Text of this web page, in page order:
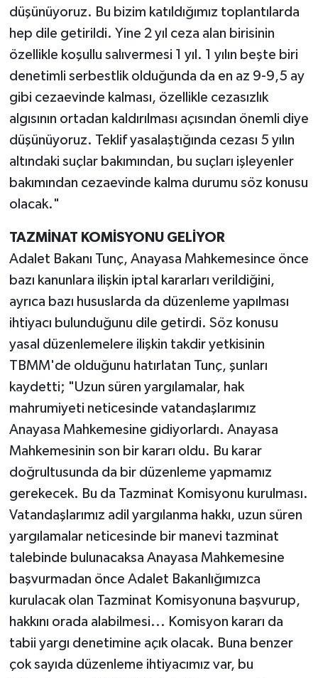
düşünüyoruz. Bu bizim katıldığımız toplantılarda
hep dile getirildi. Yine 2 yıl ceza alan birisinin
özellikle koşullu salıvermesi 1 yıl. 1 yılın beşte biri
denetimli serbestlik olduğunda da en az 9-9,5 ay
gibi cezaevinde kalması, özellikle cezasızlık
algısının ortadan kaldırılması açısından önemli diye
düşünüyoruz. Teklif yasalaştığında cezası 5 yılın
altındaki suçlar bakımından, bu suçları işleyenler
bakımından cezaevinde kalma durumu söz konusu
olacak."
TAZMİNAT KOMİSYONU GELİYOR
Adalet Bakanı Tunç, Anayasa Mahkemesince önce
bazı kanunlara ilişkin iptal kararları verildiğini,
ayrıca bazı hususlarda da düzenleme yapılması
ihtiyacı bulunduğunu dile getirdi. Söz konusu
yasal düzenlemelere ilişkin takdir yetkisinin
TBMM'de olduğunu hatırlatan Tunç, şunları
kaydetti; "Uzun süren yargılamalar, hak
mahrumiyeti neticesinde vatandaşlarımız
Anayasa Mahkemesine gidiyorlardı. Anayasa
Mahkemesinin son bir kararı oldu. Bu karar
doğrultusunda da bir düzenleme yapmamız
gerekecek. Bu da Tazminat Komisyonu kurulması.
Vatandaşlarımız adil yargılanma hakkı, uzun süren
yargılamalar neticesinde bir manevi tazminat
talebinde bulunacaksa Anayasa Mahkemesine
başvurmadan önce Adalet Bakanlığımızca
kurulacak olan Tazminat Komisyonuna başvurup,
hakkını orada alabilmesi... Komisyon kararı da
tabii yargı denetimine açık olacak. Buna benzer
çok sayıda düzenleme ihtiyacımız var, bu